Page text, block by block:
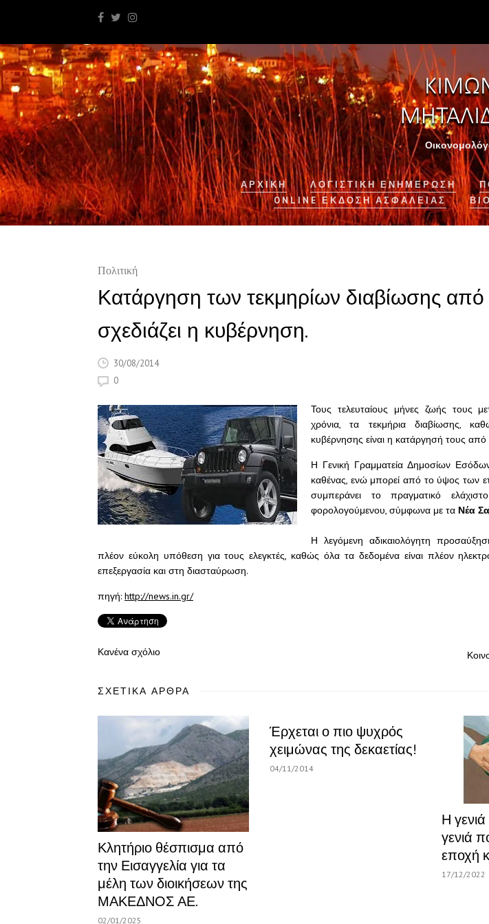
ΑΡΧΙΚΉ ΛΟΓΙΣΤΙΚΉ ΕΝΗΜΈΡΩΣΗ
ONLINE ΈΚΔΟΣΗ ΑΣΦΆΛΕΙΑΣ
Πολιτική
Κατάργηση των τεκμηρίων διαβίωσης από
σχεδιάζει η κυβέρνηση.
30/08/2014
0
Τους τελευταίους μήνες ζωής τους
χρόνια, τα τεκμήρια διαβίωσης,
κυβέρνησης είναι η κατάργησή τους
Η Γενική Γραμματεία Δημοσίων
καθένας, ενώ μπορεί από το ύψος των
συμπεράνει το πραγματικό
φορολογούμενου, σύμφωνα με τα Νέα
Η λεγόμενη αδικαιολόγητη
πλέον εύκολη υπόθεση για τους ελεγκτές, καθώς όλα τα δεδομένα είναι πλέον
επεξεργασία και στη διασταύρωση.
πηγή: http://news.in.gr/
Κανένα σχόλιο
ΣΧΕΤΙΚΆ ΆΡΘΡΑ
Κλητήριο θέσπισμα από
την Εισαγγελία για τα
μέλη των διοικήσεων της
ΜΑΚΕΔΝΟΣ ΑΕ.
02/01/2025
Έρχεται ο πιο ψυχρός
χειμώνας της δεκαετίας!
04/11/2014
Η
γενιά
εποχή
17/12/2022